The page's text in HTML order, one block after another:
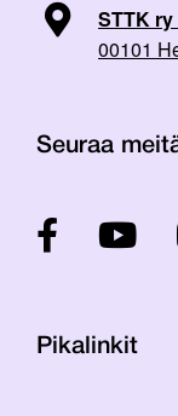
STTK ry
00101
Seuraa
Pikalinkit